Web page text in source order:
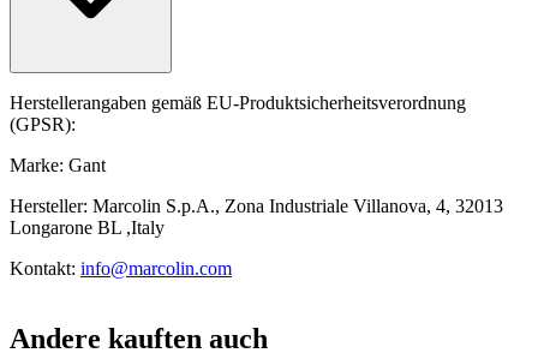
Herstellerangaben gemäß EU-Produktsicherheitsverordnung
(GPSR):
Marke: Gant
Hersteller: Marcolin S.p.A., Zona Industriale Villanova, 4, 32013
Longarone BL ,Italy
Kontakt: info@marcolin.com
Andere kauften auch